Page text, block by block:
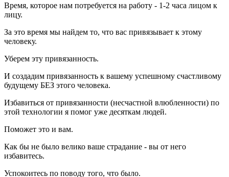
Время, которое нам потребуется на работу - 1-2 часа лицом к
лицу.
За это время мы найдем то, что вас привязывает к этому
человеку.
Уберем эту привязанность.
И создадим привязанность к вашему успешному счастливому
будущему БЕЗ этого человека.
Избавиться от привязанности (несчастной влюбленности) по
этой технологии я помог уже десяткам людей.
Поможет это и вам.
Как бы не было велико ваше страдание - вы от него
избавитесь.
Успокоитесь по поводу того, что было.